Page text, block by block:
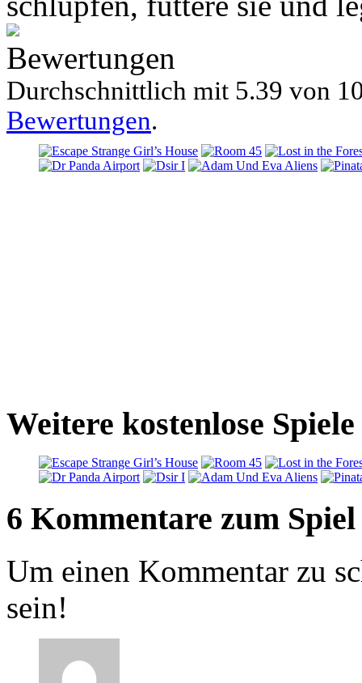
Bewertungen
Durchschnittlich mit 5.39 von
Bewertungen.
Weitere kostenlose
6 Kommentare zum Spiel
Um einen Kommentar zu
sein!